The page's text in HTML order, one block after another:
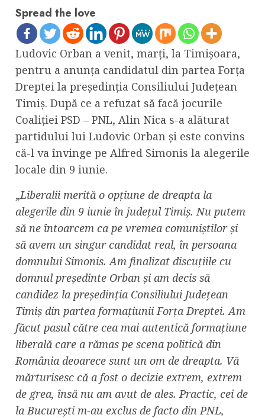
Spread the love
Ludovic Orban a venit, marți, la Timișoara,
pentru a anunța candidatul din partea Forța
Dreptei la președinția Consiliului Județean
Timiș. După ce a refuzat să facă jocurile
Coaliției PSD – PNL, Alin Nica s-a alăturat
partidului lui Ludovic Orban și este convins
că-l va învinge pe Alfred Simonis la alegerile
locale din 9 iunie.
„Liberalii merită o opțiune de dreapta la
alegerile din 9 iunie în județul Timiș. Nu putem
să ne întoarcem ca pe vremea comuniștilor și
să avem un singur candidat real, în persoana
domnului Simonis. Am finalizat discuțiile cu
domnul președinte Orban și am decis să
candidez la președinția Consiliului Județean
Timiș din partea formațiunii Forța Dreptei. Am
făcut pasul către cea mai autentică formațiune
liberală care a rămas pe scena politică din
România deoarece sunt un om de dreapta. Vă
mărturisesc că a fost o decizie extrem, extrem
de grea, însă nu am avut de ales. Practic, cei de
la București m-au exclus de facto din PNL,